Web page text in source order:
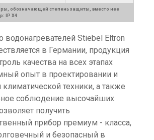
обозначающей степень защиты, вместо нее
IP X4
водонагревателей Stiebel Eltron
в Германии, продукция
качества на всех этапах
опыт в проектировании и
климатической техники, а также
соблюдение высочайших
получить
прибор премиум - класса,
и безопасный в